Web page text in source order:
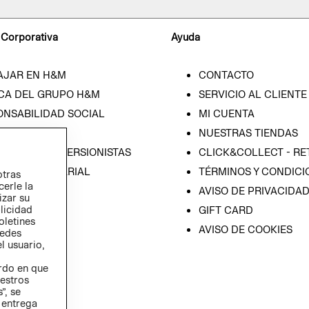
EN H&M
DEL GRUPO H&M
SOCIAL
CON INVERSIONISTAS
EMPRESARIAL
Ayuda
CONTACTO
SERVICIO AL CLIENTE
MI CUENTA
NUESTRAS TIENDAS
CLICK&COLLECT -
TÉRMINOS Y
AVISO DE PRIVACIDAD
GIFT CARD
AVISO DE COOKIES
la
su
usuario,
en que
se